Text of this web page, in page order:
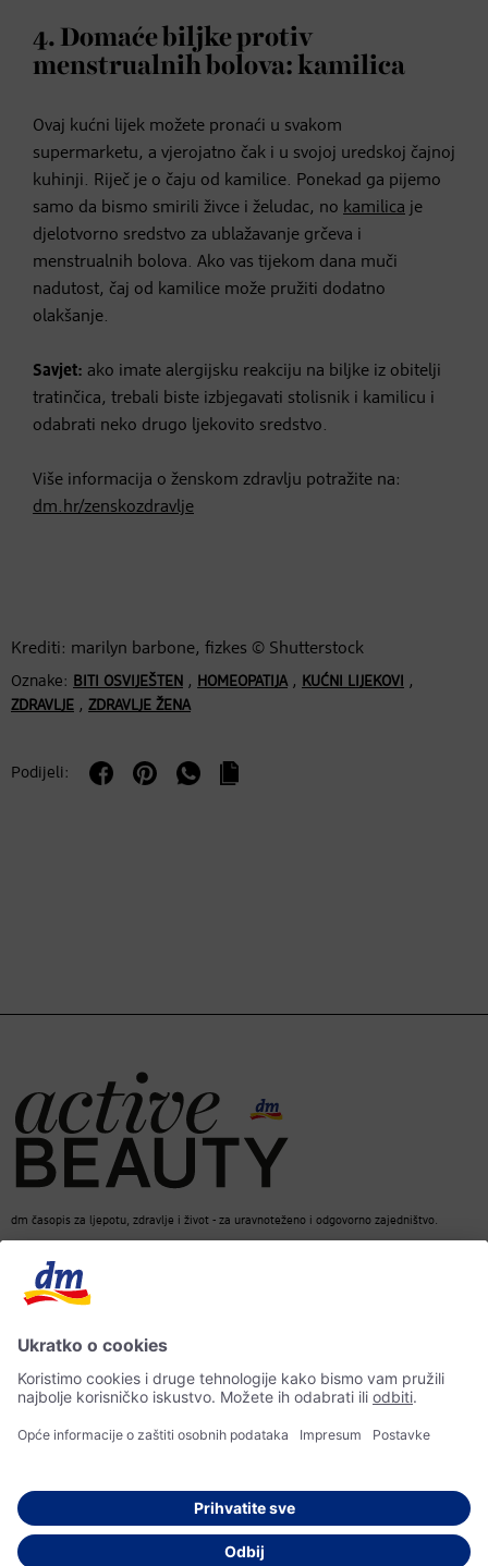
4. Domaće biljke protiv
menstrualnih bolova: kamilica
Ovaj kućni lijek možete pronaći u svakom
supermarketu, a vjerojatno čak i u svojoj uredskoj čajnoj
kuhinji. Riječ je o čaju od kamilice. Ponekad ga pijemo
samo da bismo smirili živce i želudac, no kamilica je
djelotvorno sredstvo za ublažavanje grčeva i
menstrualnih bolova. Ako vas tijekom dana muči
nadutost, čaj od kamilice može pružiti dodatno
olakšanje.
Savjet: ako imate alergijsku reakciju na biljke iz obitelji
tratinčica, trebali biste izbjegavati stolisnik i kamilicu i
odabrati neko drugo ljekovito sredstvo.
Više informacija o ženskom zdravlju potražite na:
dm.hr/zenskozdravlje
Krediti: marilyn barbone, fizkes © Shutterstock
Oznake: BITI OSVIJEŠTEN , HOMEOPATIJA, KUĆNI LIJEKOVI ,
ZDRAVLJE , ZDRAVLJE ŽENA
Podijeli:
dm časopis za ljepotu, zdravlje i život - za uravnoteženo i odgovorno zajedništvo.
© 2026 dm-drogerie markt d.o.o.